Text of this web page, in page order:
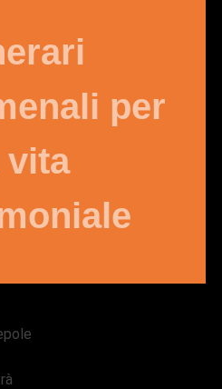
per
vita
Tasca
Canistrà
Baturi